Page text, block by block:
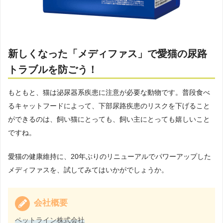
新しくなった「メディファス」で愛猫の尿路
トラブルを防ごう！
もともと、猫は泌尿器系疾患に注意が必要な動物です。普段食べ
るキャットフードによって、下部尿路疾患のリスクを下げること
ができるのは、飼い猫にとっても、飼い主にとっても嬉しいこと
ですね。
愛猫の健康維持に、20年ぶりのリニューアルでパワーアップした
メディファスを、試してみてはいかがでしょうか。
会社概要
ペットライン株式会社